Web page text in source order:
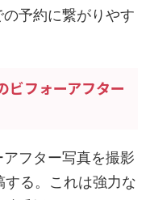
予約に繋がりやす
フォーアフター
フター写真を撮影
る。これは強力な